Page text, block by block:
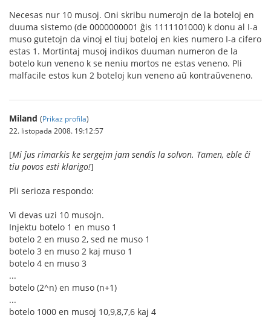
Necesas nur 10 musoj. Oni skribu numerojn de la boteloj en
duuma sistemo (de 0000000001 ĝis 1111101000) k donu al I-a
muso gutetojn da vinoj el tiuj boteloj en kies numero I-a cifero
estas 1. Mortintaj musoj indikos duuman numeron de la
botelo kun veneno k se neniu mortos ne estas veneno. Pli
malfacile estos kun 2 boteloj kun veneno aŭ kontraŭveneno.
Miland (Prikaz profila)
22. listopada 2008. 19:12:57
[Mi ĵus rimarkis ke sergejm jam sendis la solvon. Tamen, eble ĉi
tiu povos esti klarigo!]
Pli serioza respondo:
Vi devas uzi 10 musojn.
Injektu botelo 1 en muso 1
botelo 2 en muso 2, sed ne muso 1
botelo 3 en muso 2 kaj muso 1
botelo 4 en muso 3
...
botelo (2^n) en muso (n+1)
...
botelo 1000 en musoj 10,9,8,7,6 kaj 4